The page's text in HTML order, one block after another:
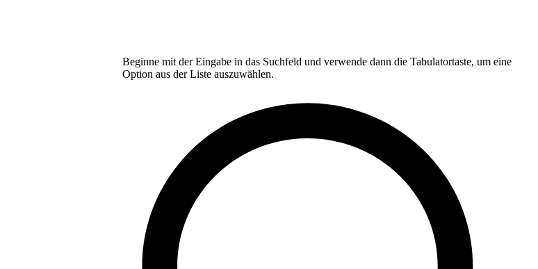
Beginne mit der Eingabe in das Suchfeld und verwende dann die Tabulatortaste, um eine
Option aus der Liste auszuwählen.